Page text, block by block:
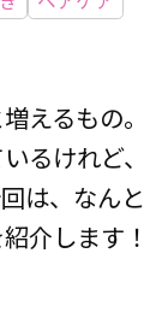
えるもの。
るけれど、
は、なんと
介します！